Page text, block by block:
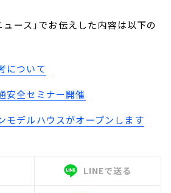
ュース」でお伝えした内容は以下の
について
安全セミナー開催
デルハウスがオープンします
LINEで送る